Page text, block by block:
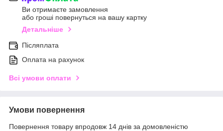
Ви отримаєте замовлення
або гроші повернуться на вашу картку
Детальніше
Післяплата
Оплата на рахунок
Всі умови оплати
Умови повернення
Повернення товару впродовж 14 днів за домовленістю